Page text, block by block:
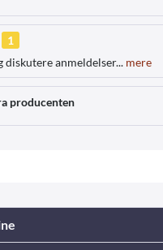
1
diskutere anmeldelser... mere
producenten